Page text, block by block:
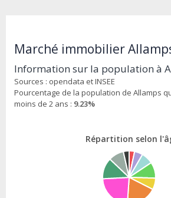
Marché immobilier
Information sur la population à
Sources : opendata et INSEE
Pourcentage de la population de Allamps
moins de 2 ans : 9.23%
Répartition selon